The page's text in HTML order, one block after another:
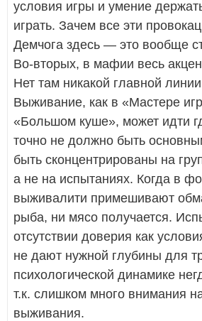
условия игры и умение
играть. Зачем все эти
Демчога здесь — это вообще
Во-вторых, в мафии весь
Нет там никакой главной
Выживание, как в «Мастере
«Большом куше», может идти
точно не должно быть
быть сконцентрированы на
а не на испытаниях. Когда в
выживалити примешивают
рыба, ни мясо получается.
отсутствии доверия как
не дают нужной глубины для
психологической динамике
т.к. слишком много внимания
выживания.